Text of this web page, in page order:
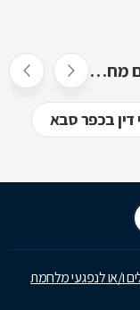
אנשים שחיפשו מורשים לתביעות פיצויים מחו"ל חיפשו גם
דין בכפר סבא
ו/או לנפגעי מלחמת